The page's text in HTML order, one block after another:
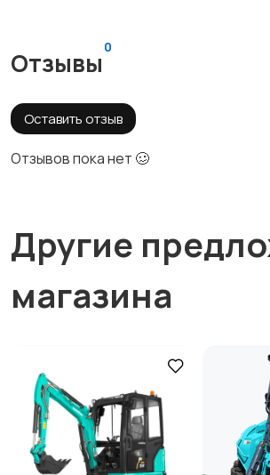
Отзывы
0
Оставить отзыв
Отзывов пока нет 🥴
Другие
магазина